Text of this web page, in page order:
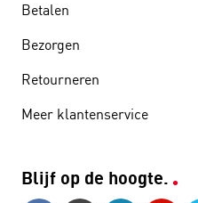
Betalen
Bezorgen
Retourneren
Meer klantenservice
Blijf op de hoogte.